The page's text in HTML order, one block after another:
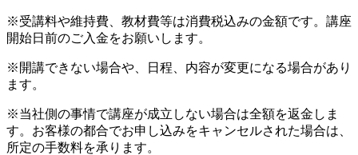
※受講料や維持費、教材費等は消費税込みの金額です。講座
開始日前のご入金をお願いします。
※開講できない場合や、日程、内容が変更になる場合があり
ます。
※当社側の事情で講座が成立しない場合は全額を返金しま
す。お客様の都合でお申し込みをキャンセルされた場合は、
所定の手数料を承ります。